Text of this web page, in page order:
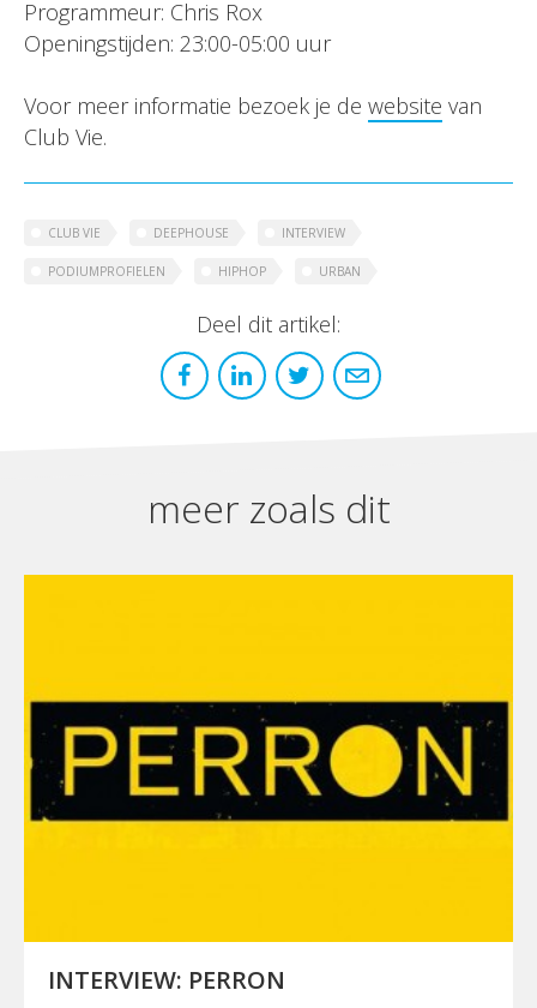
Programmeur: Chris Rox
Openingstijden: 23:00-05:00 uur
Voor meer informatie bezoek je de website van
Club Vie.
CLUB VIE DEEPHOUSE INTERVIEW
PODIUMPROFIELEN HIPHOP URBAN
Deel dit artikel:
meer zoals dit
INTERVIEW: PERRON